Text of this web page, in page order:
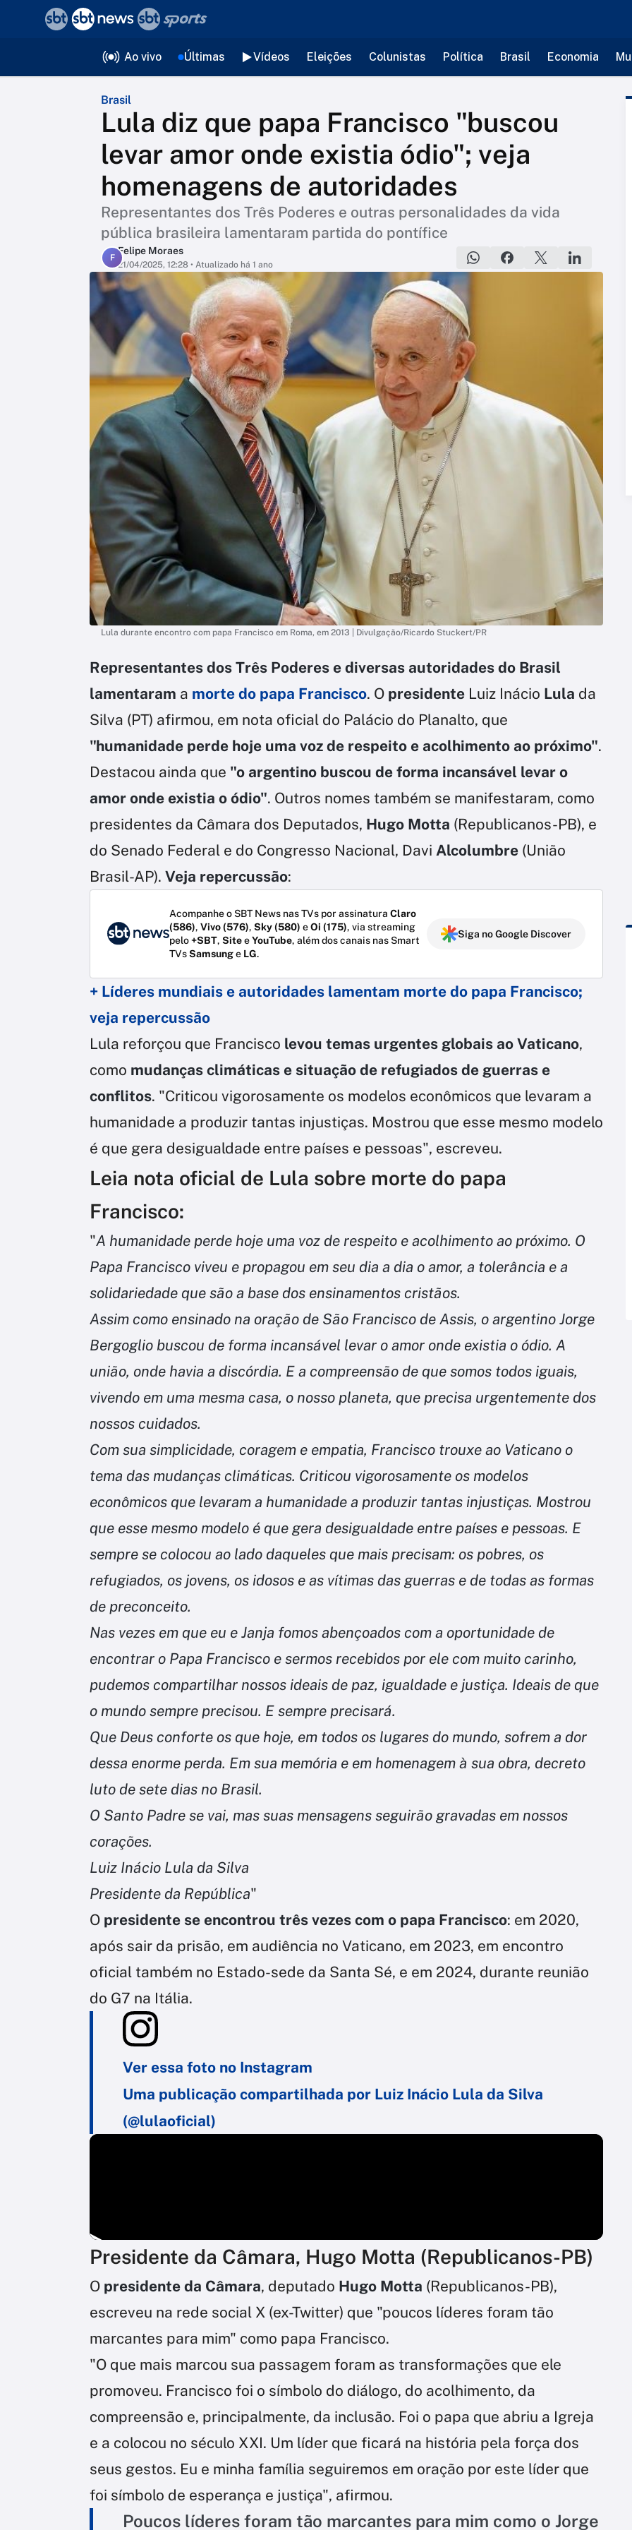
Ao vivo Últimas Vídeos Eleições Colunistas Política Brasil Economia
Brasil
Lula diz que papa Francisco "buscou
levar amor onde existia ódio"; veja
homenagens de autoridades
Representantes dos Três Poderes e outras personalidades da vida
pública brasileira lamentaram partida do pontífice
F
Felipe Moraes
21/04/2025, 12:28 • Atualizado há 1 ano
Lula durante encontro com papa Francisco em Roma, em 2013 | Divulgação/Ricardo Stuckert/PR
Representantes dos Três Poderes e diversas autoridades do Brasil
lamentaram a morte do papa Francisco. O presidente Luiz Inácio Lula da
Silva (PT) afirmou, em nota oficial do Palácio do Planalto, que
"humanidade perde hoje uma voz de respeito e acolhimento ao próximo".
Destacou ainda que "o argentino buscou de forma incansável levar o
amor onde existia o ódio". Outros nomes também se manifestaram, como
presidentes da Câmara dos Deputados, Hugo Motta (Republicanos-PB), e
do Senado Federal e do Congresso Nacional, Davi Alcolumbre (União
Brasil-AP). Veja repercussão:
Acompanhe o SBT News nas TVs por assinatura Claro
(586), Vivo (576), Sky (580) eOi (175), via streaming
pelo+SBT, SiteeYouTube, além dos canais nas Smart
TVsSamsunge LG.
Siga no Google Discover
+ Líderes mundiais e autoridades lamentam morte do papa Francisco;
veja repercussão
Lula reforçou que Francisco levou temas urgentes globais ao Vaticano,
como mudanças climáticas e situação de refugiados de guerras e
conflitos. "Criticou vigorosamente os modelos econômicos que levaram a
humanidade a produzir tantas injustiças. Mostrou que esse mesmo modelo
é que gera desigualdade entre países e pessoas", escreveu.
Leia nota oficial de Lula sobre morte do papa
Francisco:
"A humanidade perde hoje uma voz de respeito e acolhimento ao próximo. O
Papa Francisco viveu e propagou em seu dia a dia o amor, a tolerância e a
solidariedade que são a base dos ensinamentos cristãos.
Assim como ensinado na oração de São Francisco de Assis, o argentino Jorge
Bergoglio buscou de forma incansável levar o amor onde existia o ódio. A
união, onde havia a discórdia. E a compreensão de que somos todos iguais,
vivendo em uma mesma casa, o nosso planeta, que precisa urgentemente dos
nossos cuidados.
Com sua simplicidade, coragem e empatia, Francisco trouxe ao Vaticano o
tema das mudanças climáticas. Criticou vigorosamente os modelos
econômicos que levaram a humanidade a produzir tantas injustiças. Mostrou
que esse mesmo modelo é que gera desigualdade entre países e pessoas. E
sempre se colocou ao lado daqueles que mais precisam: os pobres, os
refugiados, os jovens, os idosos e as vítimas das guerras e de todas as formas
de preconceito.
Nas vezes em que eu e Janja fomos abençoados com a oportunidade de
encontrar o Papa Francisco e sermos recebidos por ele com muito carinho,
pudemos compartilhar nossos ideais de paz, igualdade e justiça. Ideais de que
o mundo sempre precisou. E sempre precisará.
Que Deus conforte os que hoje, em todos os lugares do mundo, sofrem a dor
dessa enorme perda. Em sua memória e em homenagem à sua obra, decreto
luto de sete dias no Brasil.
O Santo Padre se vai, mas suas mensagens seguirão gravadas em nossos
corações.
Luiz Inácio Lula da Silva
Presidente da República"
O presidente se encontrou três vezes com o papa Francisco: em 2020,
após sair da prisão, em audiência no Vaticano, em 2023, em encontro
oficial também no Estado-sede da Santa Sé, e em 2024, durante reunião
do G7 na Itália.
Ver essa foto no Instagram
Uma publicação compartilhada por Luiz Inácio Lula da Silva
(@lulaoficial)
Presidente da Câmara, Hugo Motta (Republicanos-PB)
O presidente da Câmara, deputado Hugo Motta (Republicanos-PB),
escreveu na rede social X (ex-Twitter) que "poucos líderes foram tão
marcantes para mim" como papa Francisco.
"O que mais marcou sua passagem foram as transformações que ele
promoveu. Francisco foi o símbolo do diálogo, do acolhimento, da
compreensão e, principalmente, da inclusão. Foi o papa que abriu a Igreja
e a colocou no século XXI. Um líder que ficará na história pela força dos
seus gestos. Eu e minha família seguiremos em oração por este líder que
foi símbolo de esperança e justiça", afirmou.
Poucos líderes foram tão marcantes para mim como o Jorge
voltar
Editorias